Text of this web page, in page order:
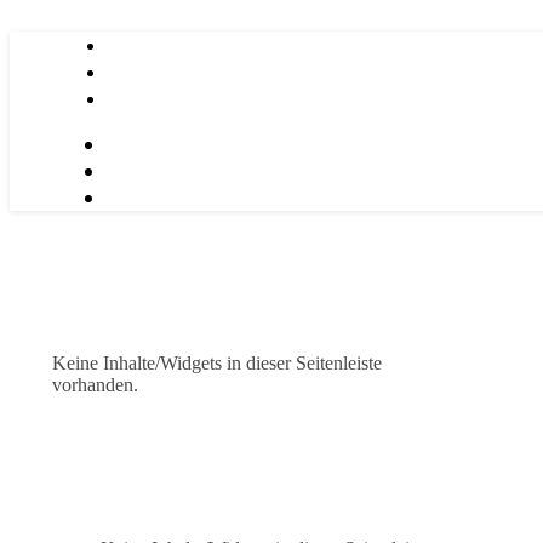
Keine Inhalte/Widgets in dieser Seitenleiste
vorhanden.